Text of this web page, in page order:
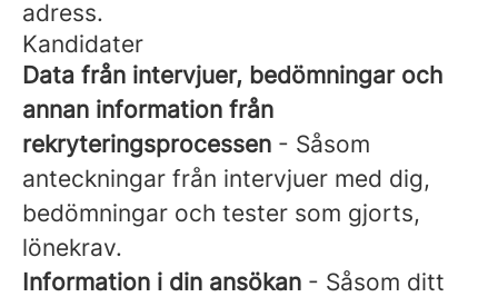
adress.
Kandidater
Data från intervjuer, bedömningar och
annan information från
rekryteringsprocessen - Såsom
anteckningar från intervjuer med dig,
bedömningar och tester som gjorts,
lönekrav.
Information i din ansökan - Såsom ditt